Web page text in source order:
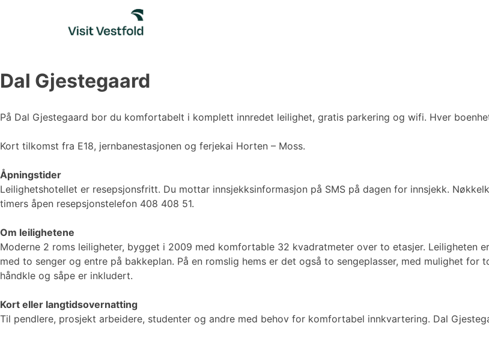
Dal Gjestegaard
På Dal Gjestegaard bor du komfortabelt i komplett innredet leilighet, gratis parkering og wifi. Hver
Kort tilkomst fra E18, jernbanestasjonen og ferjekai Horten – Moss.
Åpningstider
Leilighetshotellet er resepsjonsfritt. Du mottar innsjekksinformasjon på SMS på dagen for innsjekk.
timers åpen resepsjonstelefon 408 408 51.
Om leilighetene
Moderne 2 roms leiligheter, bygget i 2009 med komfortable 32 kvadratmeter over to etasjer. Leiligheten
med to senger og entre på bakkeplan. På en romslig hems er det også to sengeplasser, med mulighet
håndkle og såpe er inkludert.
Kort eller langtidsovernatting
Til pendlere, prosjekt arbeidere, studenter og andre med behov for komfortabel innkvartering. Dal